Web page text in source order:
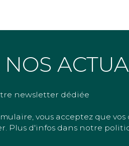
newsletter dédiée
vous acceptez que
Plus d'infos dans notre